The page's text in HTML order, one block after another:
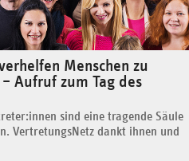
Menschen zu
Aufruf zum Tag des
sind eine tragende Säule
VertretungsNetz dankt ihnen und